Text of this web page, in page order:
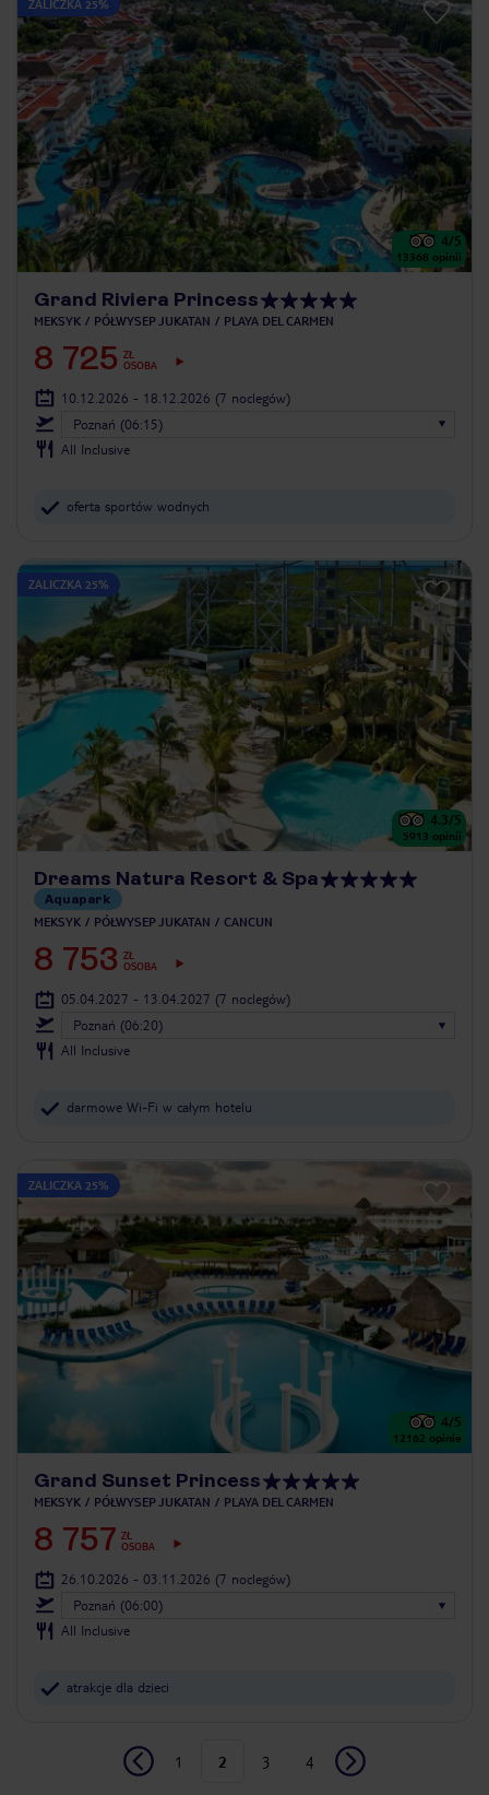
ZALICZKA 25%
4/5
13368 opinii
Grand Riviera Princess
MEKSYK PÓŁWYSEP JUKATAN PLAYA DEL CARMEN
8 725 ZŁ
OSOBA
10.12.2026 - 18.12.2026 (7 noclegów)
Poznań (06:15)
All Inclusive
oferta sportów wodnych
ZALICZKA 25%
4.3/5
5913 opinii
Dreams Natura Resort & Spa
Aquapark
MEKSYK PÓŁWYSEP JUKATAN CANCUN
8 753 ZŁ
OSOBA
05.04.2027 - 13.04.2027 (7 noclegów)
Poznań (06:20)
All Inclusive
darmowe Wi-Fi w całym hotelu
ZALICZKA 25%
4/5
12162 opinie
Grand Sunset Princess
MEKSYK PÓŁWYSEP JUKATAN PLAYA DEL CARMEN
8 757 ZŁ
OSOBA
26.10.2026 - 03.11.2026 (7 noclegów)
Poznań (06:00)
All Inclusive
atrakcje dla dzieci
1 2 3 4